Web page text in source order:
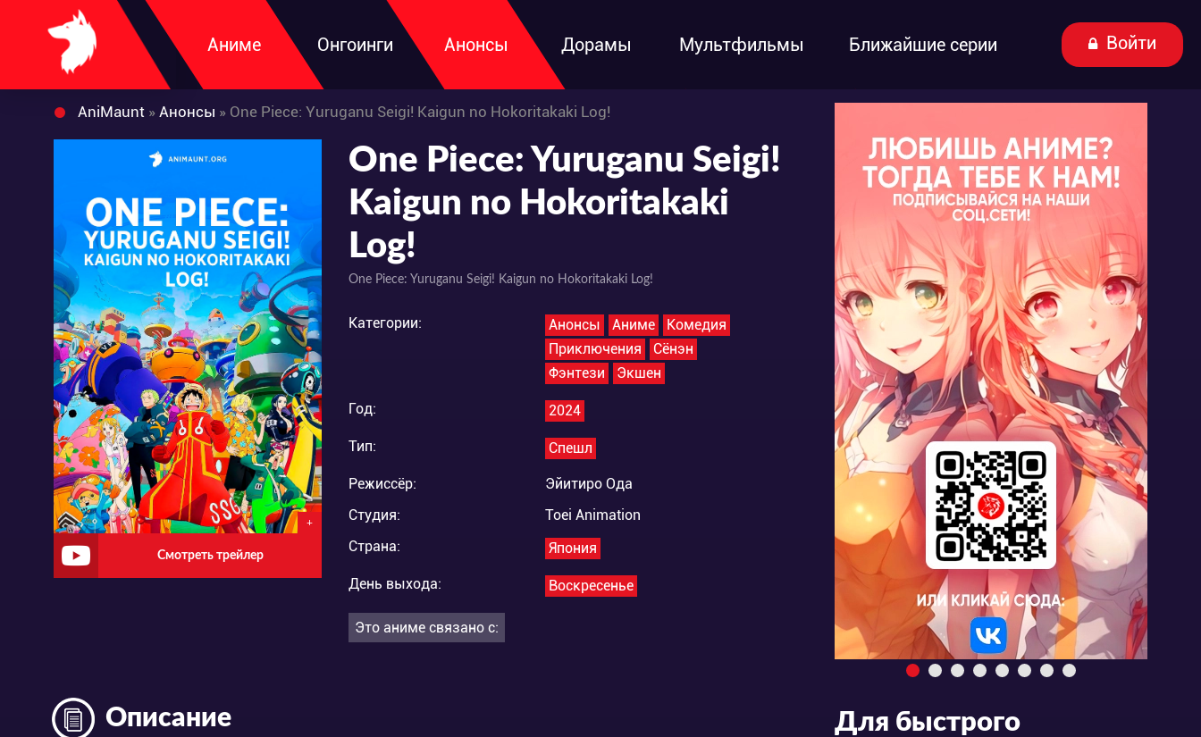
Аниме Онгоинги Анонсы Дорамы Мультфильмы Ближайшие серии Войти
AniMaunt » Анонсы » One Piece: Yuruganu Seigi! Kaigun no Hokoritakaki Log!
+
Смотреть трейлер
One Piece: Yuruganu Seigi!
Kaigun no Hokoritakaki
Log!
One Piece: Yuruganu Seigi! Kaigun no Hokoritakaki Log!
Категории: Анонсы Аниме
Комедия
Приключения
Сёнэн
Фэнтези
Экшен
Год: 2024
Тип: Спешл
Режиссёр:
Эйитиро Ода
Студия:
Toei Animation
Страна:
Япония
День выхода: Воскресенье
Это аниме связано с:
Описание
Для быстрого